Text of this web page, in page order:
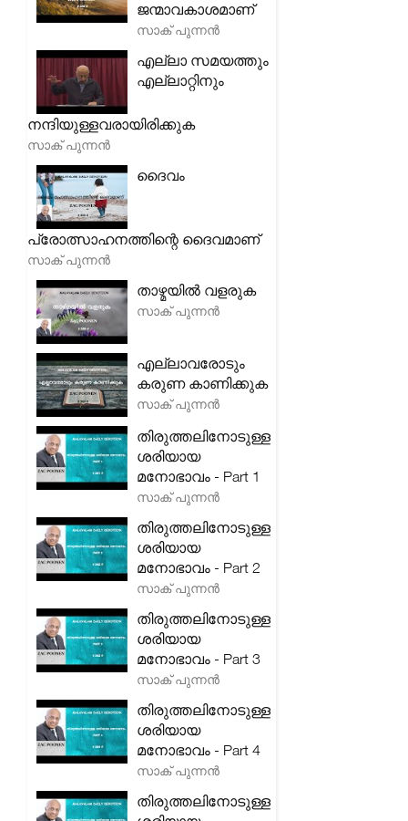
ജന്മാവകാശമാണ്
സാക് പുന്നൻ
എല്ലാ സമയത്തും
എല്ലാറ്റിനും
നന്ദിയുള്ളവരായിരിക്കുക
സാക് പുന്നൻ
ദൈവം
പ്രോത്സാഹനത്തിന്റെ ദൈവമാണ്
സാക് പുന്നൻ
താഴ്മയിൽ വളരുക
സാക് പുന്നൻ
എല്ലാവരോടും
കരുണ കാണിക്കുക
സാക് പുന്നൻ
തിരുത്തലിനോടുള്ള
ശരിയായ
മനോഭാവം - Part 1
സാക് പുന്നൻ
തിരുത്തലിനോടുള്ള
ശരിയായ
മനോഭാവം - Part 2
സാക് പുന്നൻ
തിരുത്തലിനോടുള്ള
ശരിയായ
മനോഭാവം - Part 3
സാക് പുന്നൻ
തിരുത്തലിനോടുള്ള
ശരിയായ
മനോഭാവം - Part 4
സാക് പുന്നൻ
തിരുത്തലിനോടുള്ള